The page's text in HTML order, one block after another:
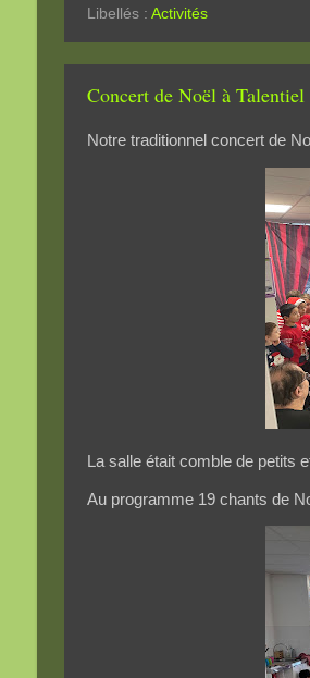
Libellés : Activités
Concert de Noël à Talentiel
Notre traditionnel concert de
La salle était comble de petits
Au programme 19 chants de